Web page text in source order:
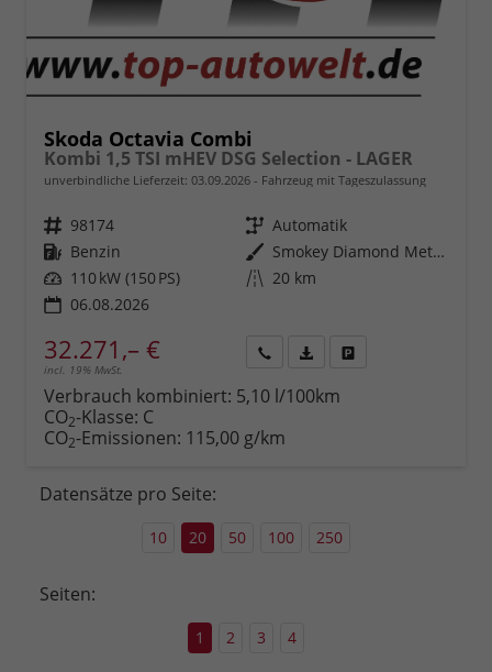
Skoda Octavia Combi
Kombi 1,5 TSI mHEV DSG Selection - LAGER
unverbindliche Lieferzeit: 03.09.2026 Fahrzeug mit Tageszulassung
Fahrzeugnr. 98174 Getriebe Automatik
Kraftstoff Benzin Außenfarbe
Smokey Diamond Metallic ()
Leistung 110 kW (150 PS) Kilometerstand 20 km
06.08.2026
32.271,– €
incl. 19% MwSt.
anfordern
Datei,
Verbrauch kombiniert: 5,10 l/100km
CO2-Klasse: C
CO2-Emissionen: 115,00 g/km
Datensätze pro Seite:
10 20 50 100 250
Seiten:
1 2 3 4